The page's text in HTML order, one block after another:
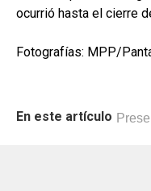
ocurrió hasta el cierre
Fotografías: MPP/
En este artículo